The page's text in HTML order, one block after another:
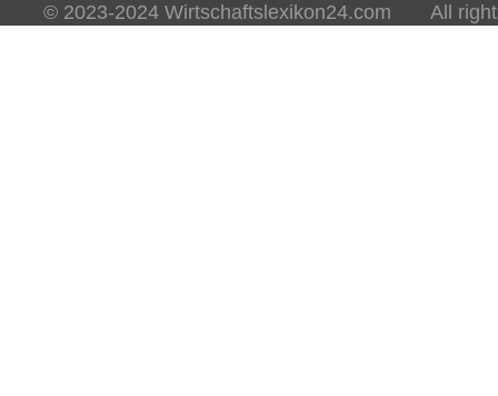
© 2023-2024 Wirtschaftslexikon24.com All